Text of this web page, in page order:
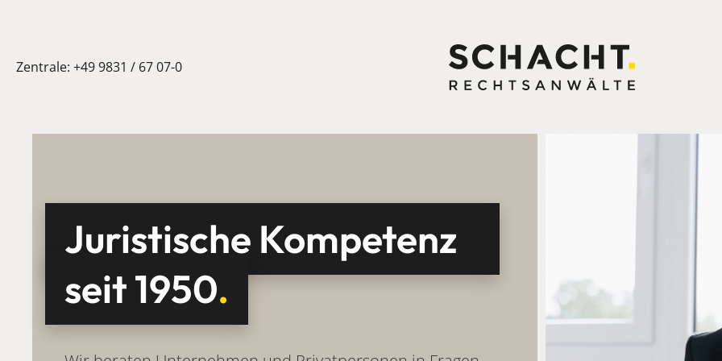
Zentrale: +49 9831 / 67 07-0
Juristische Kompetenz
seit 1950.